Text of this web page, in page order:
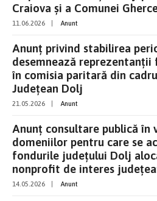
Craiova și a Comunei
11.06.2026 Anunt
Anunț privind stabilirea
desemnează
în comisia paritară din
Județean Dolj
21.05.2026 Anunt
Anunț consultare publică în
domeniilor pentru care se
fondurile județului Dolj
nonprofit de interes
14.05.2026 Anunt